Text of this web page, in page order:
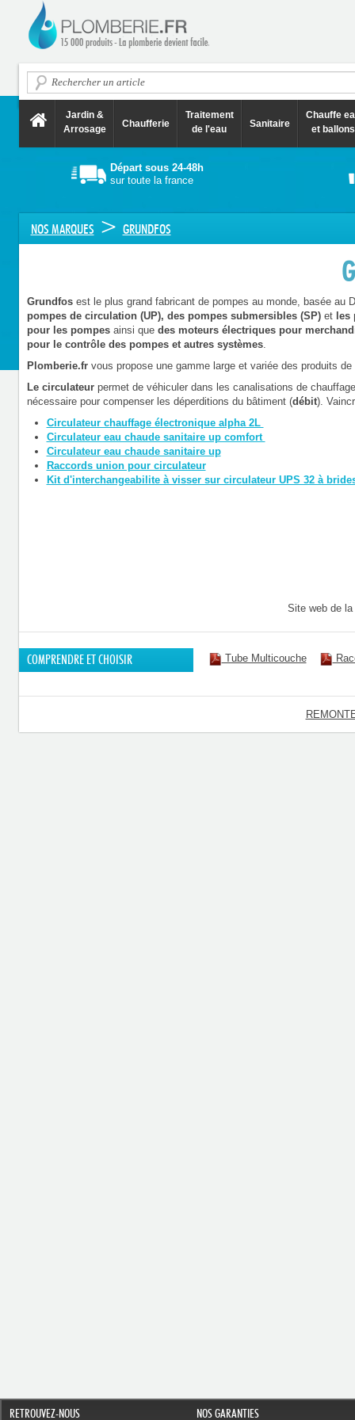
Jardin &
Arrosage
Chaufferie
Traitement
de l'eau
Sanitaire
Chauffe
et ballons
Départ sous 24-48h
sur toute la france
NOS MARQUES > GRUNDFOS
Grundfos est le plus grand fabricant de pompes au monde, basée au
pompes de circulation (UP), des pompes submersibles (SP) et les
pour les pompesainsi que des moteurs électriques pour
pour le contrôle des pompes et autres systèmes.
Plomberie.fr vous propose une gamme large et variée des produits de
Le circulateurpermet de véhiculer dans les canalisations de
nécessaire pour compenser les déperditions du bâtiment (débit).
Circulateur chauffage électronique alpha 2L
Circulateur eau chaude sanitaire up comfort
Circulateur eau chaude sanitaire up
Raccords union pour circulateur
Kit d'interchangeabilite à visser sur circulateur UPS 32 à
Site web de la
COMPRENDRE ET CHOISIR Tube Multicouche
RETROUVEZ-NOUS NOS GARANTIES